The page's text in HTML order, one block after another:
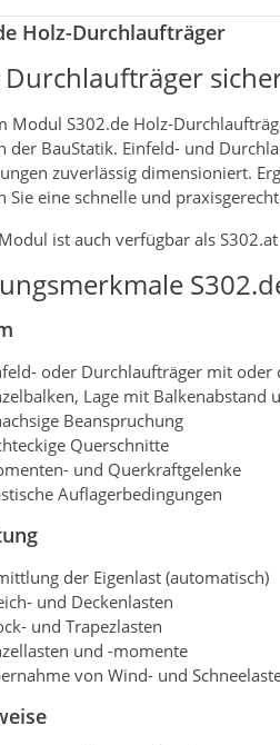
Holz-Durchlaufträger
Durchlaufträger
Modul S302.de
der BauStatik. Einfeld- und
zuverlässig dimensioniert.
Sie eine schnelle und
ist auch verfügbar als
oder Durchlaufträger mit oder
Lage mit Balkenabstand
Beanspruchung
Querschnitte
und Querkraftgelenke
Auflagerbedingungen
der Eigenlast (automatisch)
und Deckenlasten
und Trapezlasten
und -momente
von Wind- und